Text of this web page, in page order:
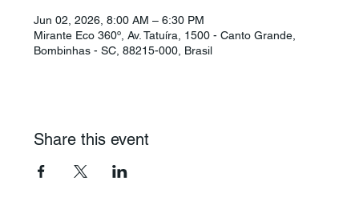
Jun 02, 2026, 8:00 AM – 6:30 PM
Mirante Eco 360º, Av. Tatuíra, 1500 - Canto Grande,
Bombinhas - SC, 88215-000, Brasil
Share this event